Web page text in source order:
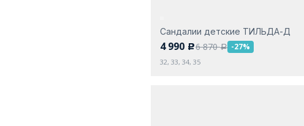
Сандалии детские ТИЛЬДА-Д
4 990 c6 870a -27%
32, 33, 34, 35